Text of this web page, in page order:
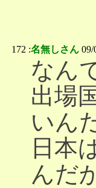
172 :名無しさん 09/
なん
出場
いん
日本
んだ